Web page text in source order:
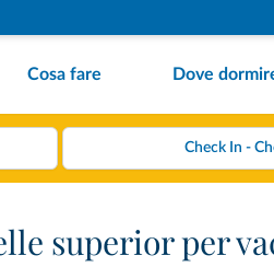
Cosa fare Dove
superior per